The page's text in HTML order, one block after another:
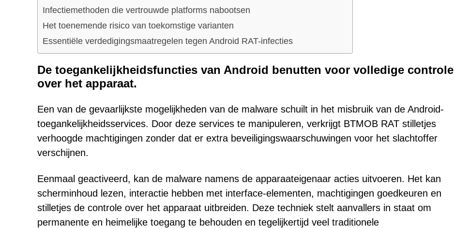
Infectiemethoden die vertrouwde platforms nabootsen
Het toenemende risico van toekomstige varianten
Essentiële verdedigingsmaatregelen tegen Android RAT-infecties
De toegankelijkheidsfuncties van Android benutten voor volledige controle
over het apparaat.
Een van de gevaarlijkste mogelijkheden van de malware schuilt in het misbruik van de Android-
toegankelijkheidsservices. Door deze services te manipuleren, verkrijgt BTMOB RAT stilletjes
verhoogde machtigingen zonder dat er extra beveiligingswaarschuwingen voor het slachtoffer
verschijnen.
Eenmaal geactiveerd, kan de malware namens de apparaateigenaar acties uitvoeren. Het kan
scherminhoud lezen, interactie hebben met interface-elementen, machtigingen goedkeuren en
stilletjes de controle over het apparaat uitbreiden. Deze techniek stelt aanvallers in staat om
permanente en heimelijke toegang te behouden en tegelijkertijd veel traditionele